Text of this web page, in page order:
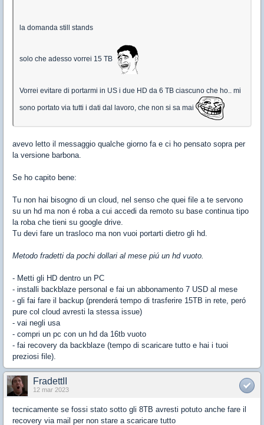
la domanda still stands
solo che adesso vorrei 15 TB
Vorrei evitare di portarmi in US i due HD da 6 TB ciascuno che ho.. mi
sono portato via tutti i dati dal lavoro, che non si sa mai
avevo letto il messaggio qualche giorno fa e ci ho pensato sopra per
la versione barbona.
Se ho capito bene:
Tu non hai bisogno di un cloud, nel senso che quei file a te servono
su un hd ma non é roba a cui accedi da remoto su base continua tipo
la roba che tieni su google drive.
Tu devi fare un trasloco ma non vuoi portarti dietro gli hd.
Metodo fradetti da pochi dollari al mese piú un hd vuoto.
- Metti gli HD dentro un PC
- installi backblaze personal e fai un abbonamento 7 USD al mese
- gli fai fare il backup (prenderá tempo di trasferire 15TB in rete, peró
pure col cloud avresti la stessa issue)
- vai negli usa
- compri un pc con un hd da 16tb vuoto
- fai recovery da backblaze (tempo di scaricare tutto e hai i tuoi
preziosi file).
FradettII
12 mar 2023
tecnicamente se fossi stato sotto gli 8TB avresti potuto anche fare il
recovery via mail per non stare a scaricare tutto